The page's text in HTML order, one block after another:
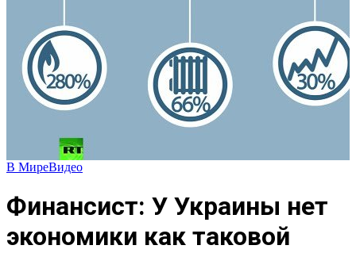
В МиреВидео
Финансист: У Украины нет
экономики как таковой